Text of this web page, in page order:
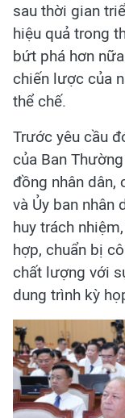
sau thời gian
hiệu quả trong
bứt phá hơn
chiến lược của
thể chế.
Trước yêu cầu
của Ban
đồng nhân dân,
và Ủy ban nhân
huy trách
hợp, chuẩn bị
chất lượng với
dung trình kỳ